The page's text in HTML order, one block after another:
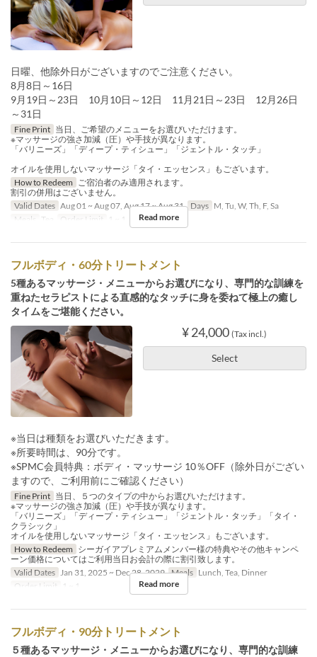
日曜、他除外日がございますのでご注意ください。
8月8日～16日
9月19日～23日 10月10日～12日 11月21日～23日 12月26日
～31日
Fine Print 当日、ご希望のメニューをお選びいただけます。
※マッサージの強さ加減（圧）や手技が異なります。
「バリニーズ」「ディープ・ティシュー」「ジェントル・タッチ」
オイルを使用しないマッサージ「タイ・エッセンス」もございます。
How to Redeem ご宿泊者のみ適用されます。
割引の併用はございません。
Valid Dates Aug 01 ~ Aug 07, Aug 17 ~ Aug 31 Days M, Tu, W, Th, F, Sa
Meals
Tea Order Limit 1 ~ 1 Read more
フルボディ・60分トリートメント
5種あるマッサージ・メニューからお選びになり、専門的な訓練を
重ねたセラピストによる直感的なタッチに身を委ねて極上の癒し
タイムをご堪能ください。
¥ 24,000 (Tax incl.)
Select
※当日は種類をお選びいただきます。
※所要時間は、90分です。
※SPMC会員特典：ボディ・マッサージ 10％OFF（除外日がござい
ますので、ご利用前にご確認ください）
Fine Print 当日、５つのタイプの中からお選びいただけます。
※マッサージの強さ加減（圧）や手技が異なります。
「バリニーズ」「ディープ・ティシュー」「ジェントル・タッチ」「タイ・
クラシック」
オイルを使用しないマッサージ「タイ・エッセンス」もございます。
How to Redeem シーガイアプレミアムメンバー様の特典やその他キャンペ
ーン価格についてはご利用当日お会計の際に割引致します。
Valid Dates Jan 31, 2025 ~ Dec 28, 2029 Meals Lunch, Tea, Dinner
Order Limit
1 ~ 1 Read more
フルボディ・90分トリートメント
５種あるマッサージ・メニューからお選びになり、専門的な訓練